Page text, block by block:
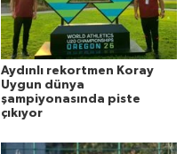
Aydınlı rekortmen Koray
Uygun dünya
şampiyonasında piste
çıkıyor